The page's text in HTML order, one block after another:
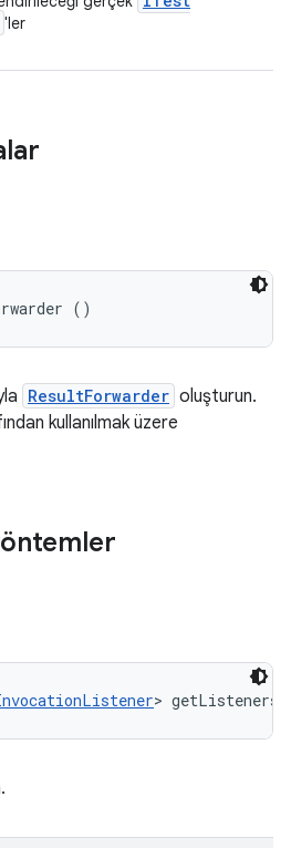
'ler
()
ResultForwarder oluşturun.
kullanılmak üzere
>